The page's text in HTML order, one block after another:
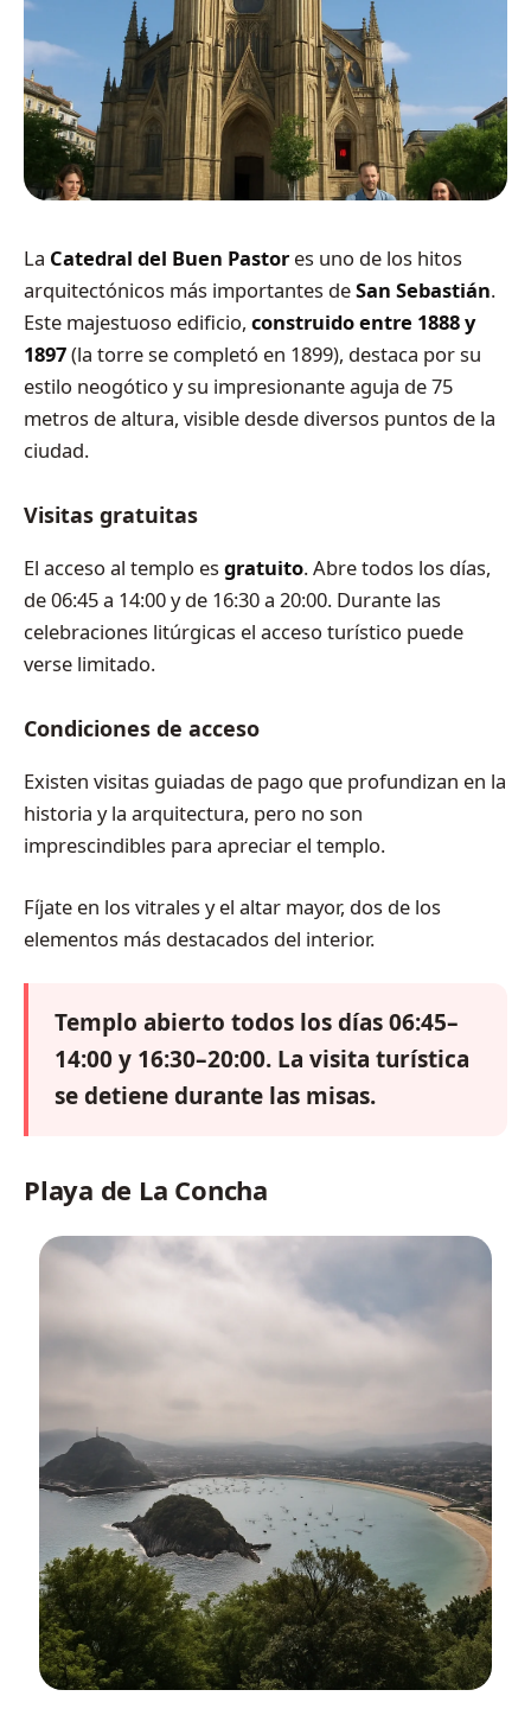
La Catedral del Buen Pastor es uno de los hitos
arquitectónicos más importantes deSan Sebastián.
Este majestuoso edificio, construido entre 1888 y
1897(la torre se completó en 1899), destaca por su
estilo neogótico y su impresionante aguja de 75
metros de altura, visible desde diversos puntos de la
ciudad.
Visitas gratuitas
El acceso al templo esgratuito. Abre todos los días,
de 06:45 a 14:00 y de 16:30 a 20:00. Durante las
celebraciones litúrgicas el acceso turístico puede
verse limitado.
Condiciones de acceso
Existen visitas guiadas de pago que profundizan en la
historia y la arquitectura, pero no son
imprescindibles para apreciar el templo.
Fíjate en los vitrales y el altar mayor, dos de los
elementos más destacados del interior.
Templo abierto todos los días 06:45–
14:00 y 16:30–20:00. La visita turística
se detiene durante las misas.
Playa de La Concha